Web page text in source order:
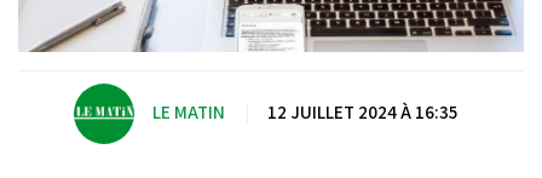
LE MATIN 12 JUILLET 2024 À 16:35